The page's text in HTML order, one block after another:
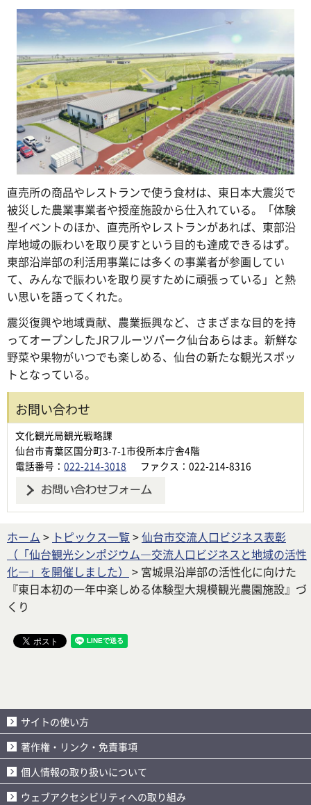
直売所の商品やレストランで使う食材は、東日本大震災で
被災した農業事業者や授産施設から仕入れている。「体験
型イベントのほか、直売所やレストランがあれば、東部沿
岸地域の賑わいを取り戻すという目的も達成できるはず。
東部沿岸部の利活用事業には多くの事業者が参画してい
て、みんなで賑わいを取り戻すために頑張っている」と熱
い思いを語ってくれた。
震災復興や地域貢献、農業振興など、さまざまな目的を持
ってオープンしたJRフルーツパーク仙台あらはま。新鮮な
野菜や果物がいつでも楽しめる、仙台の新たな観光スポッ
トとなっている。
お問い合わせ
文化観光局観光戦略課
仙台市青葉区国分町3-7-1市役所本庁舎4階
電話番号： 022-214-3018 ファクス：022-214-8316
ホーム > トピックス一覧>仙台市交流人口ビジネス表彰
（「仙台観光シンポジウム―交流人口ビジネスと地域の活性
化―」を開催しました）
> 宮城県沿岸部の活性化に向けた
『東日本初の一年中楽しめる体験型大規模観光農園施設』づ
くり
サイトの使い方
著作権・リンク・免責事項
個人情報の取り扱いについて
ウェブアクセシビリティへの取り組み